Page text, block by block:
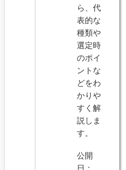
ら、代
表的な
種類や
選定時
のポイ
ントな
どをわ
かりや
すく解
説しま
す。
公開
日：